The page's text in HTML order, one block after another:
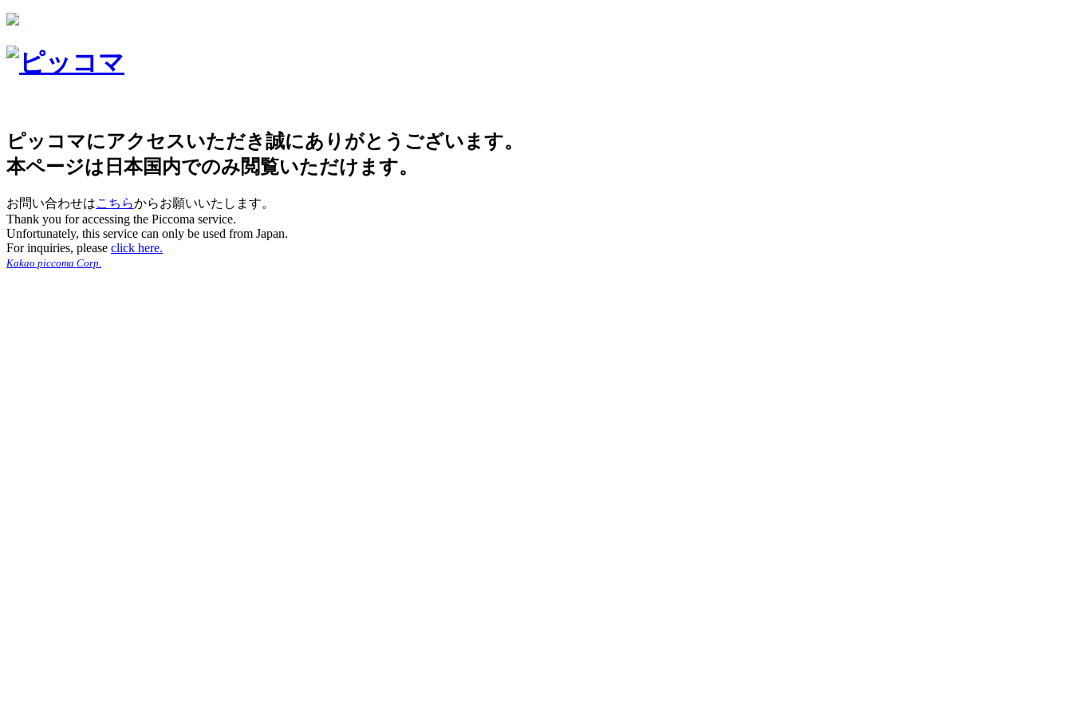
ピッコマにアクセスいただき誠にありがとうございます。
本ページは日本国内でのみ閲覧いただけます。
お問い合わせはこちらからお願いいたします。
Thank you for accessing the Piccoma service.
Unfortunately, this service can only be used from Japan.
For inquiries, please click here.
Kakao piccoma Corp.